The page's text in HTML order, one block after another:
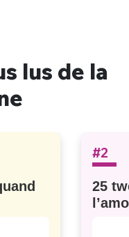
lus de la
#2
25